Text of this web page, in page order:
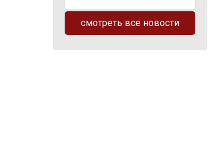
доброе — и в делах, и в жизни.
Спасибо, что
смотреть все новости